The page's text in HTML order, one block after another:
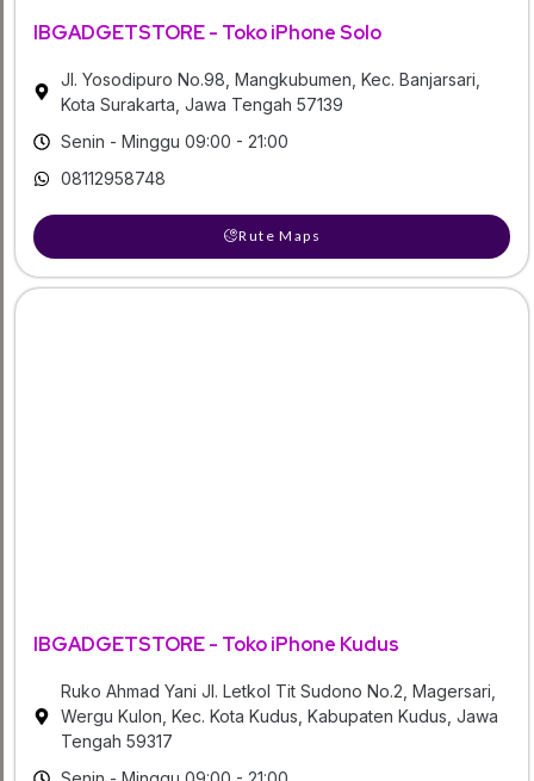
IBGADGETSTORE - Toko iPhone Solo
Jl. Yosodipuro No.98, Mangkubumen, Kec. Banjarsari,
Kota Surakarta, Jawa Tengah 57139
Senin - Minggu 09:00 - 21:00
08112958748
Rute Maps
IBGADGETSTORE - Toko iPhone Kudus
Ruko Ahmad Yani Jl. Letkol Tit Sudono No.2, Magersari,
Wergu Kulon, Kec. Kota Kudus, Kabupaten Kudus, Jawa
Tengah 59317